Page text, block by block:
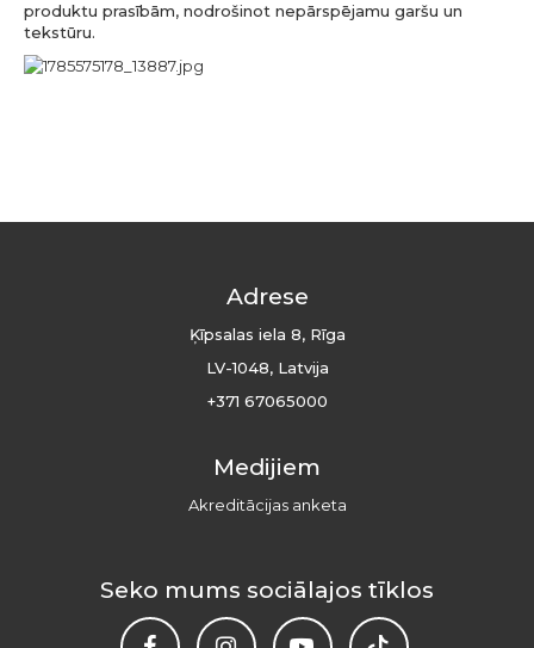
produktu prasībām, nodrošinot nepārspējamu garšu un
tekstūru.
Adrese
Ķīpsalas iela 8, Rīga
LV-1048, Latvija
+371 67065000
Medijiem
Akreditācijas anketa
Seko mums sociālajos tīklos